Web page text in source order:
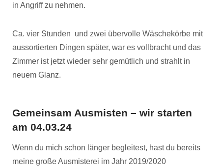
in Angriff zu nehmen.
Ca. vier Stunden und zwei übervolle Wäschekörbe mit
aussortierten Dingen später, war es vollbracht und das
Zimmer ist jetzt wieder sehr gemütlich und strahlt in
neuem Glanz.
Gemeinsam Ausmisten – wir starten
am 04.03.24
Wenn du mich schon länger begleitest, hast du bereits
meine große Ausmisterei im Jahr 2019/2020